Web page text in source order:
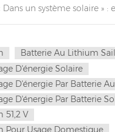
un système solaire » :
préoccupé ?
de prendre en
que la gestion de la
environnemental, la
quotidienne. Vous
du système : 1.
« trois hauts et deux bas
à haute vitesse,
Batterie Au Lithium
D'énergie Solaire
D'énergie Par Batterie
D'énergie Par Batterie
51,2 V
Pour Usage Domestique